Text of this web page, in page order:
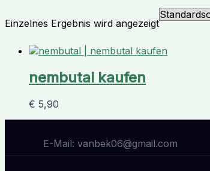
Einzelnes Ergebnis wird angezeigt
nembutal kaufen
€ 5,90
E-Mail: vanbek06@gmail.com